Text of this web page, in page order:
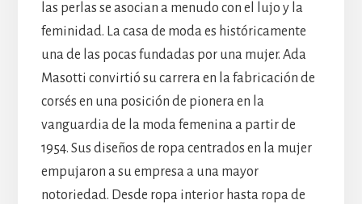
las perlas se asocian a menudo con el lujo y la
feminidad. La casa de moda es históricamente
una de las pocas fundadas por una mujer. Ada
Masotti convirtió su carrera en la fabricación de
corsés en una posición de pionera en la
vanguardia de la moda femenina a partir de
1954. Sus diseños de ropa centrados en la mujer
empujaron a su empresa a una mayor
notoriedad. Desde ropa interior hasta ropa de